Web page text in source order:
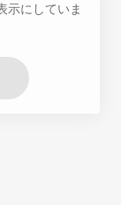
示にしていま